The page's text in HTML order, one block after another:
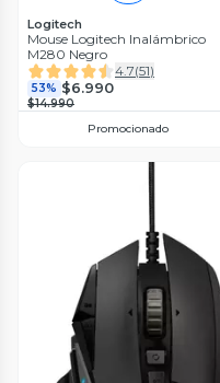
Logitech
Mouse Logitech Inalámbrico
M280 Negro
4.7(51)
53% $6.990
$14.990
Promocionado